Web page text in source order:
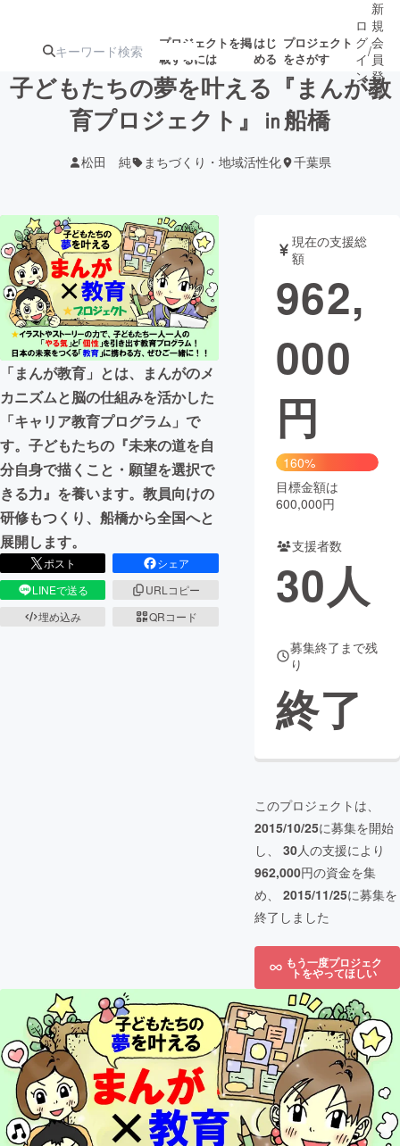
プロジェクトを掲
載するには
はじ
める
プロジェクト
をさがす
注目のリ
ターン
ジェクト
募集終了が近いプ
ロジェクト
されます
アート・写真 音楽
テクノロジー・ガジェット ゲーム・サ
映像・映画
ビジネス・起業
まちづくり・地域活性化
CAMPFIRE for Social Good
CAMPFIRE Creation
CAMPFIREふるさと納税machi-ya コミュニティ
ロ
グ
イ
ン
/
新
規
会
員
登
録
子どもたちの夢を叶える『まんが教
育プロジェクト』㏌船橋
松田 純 まちづくり・地域活性化 千葉県
「まんが教育」とは、まんがのメ
カニズムと脳の仕組みを活かした
「キャリア教育プログラム」で
す。子どもたちの『未来の道を自
分自身で描くこと・願望を選択で
きる力』を養います。教員向けの
研修もつくり、船橋から全国へと
展開します。
ポスト
シェア
LINEで送る
URLコピー
埋め込み
QRコード
現在の支援総
額
962,
000
円
160%
目標金額は
600,000円
支援者数
30人
募集終了まで残
り
終了
このプロジェクトは、
2015/10/25に募集を開始
し、 30人の支援により
962,000円の資金を集
め、 2015/11/25に募集を
終了しました
もう一度プロジェク
トをやってほしい